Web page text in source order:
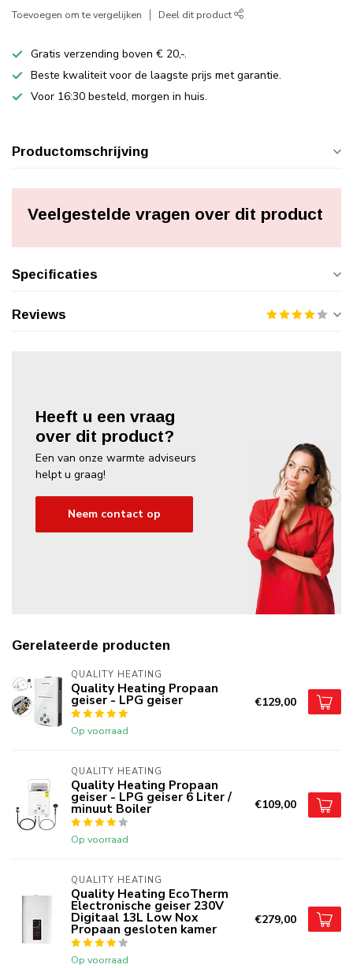
Toevoegen om te vergelijken Deel dit product
Gratis verzending boven € 20,-.
Beste kwaliteit voor de laagste prijs met garantie.
Voor 16:30 besteld, morgen in huis.
Productomschrijving
Veelgestelde vragen over dit product
Specificaties
Reviews
Heeft u een vraag
over dit product?
Een van onze warmte adviseurs
helpt u graag!
Neem contact op
Gerelateerde producten
QUALITY HEATING
Quality Heating Propaan
geiser - LPG geiser
Op voorraad
€129,00
QUALITY HEATING
Quality Heating Propaan
geiser - LPG geiser 6 Liter /
minuut Boiler
Op voorraad
€109,00
QUALITY HEATING
Quality Heating EcoTherm
Electronische geiser 230V
Digitaal 13L Low Nox
Propaan gesloten kamer
Op voorraad
€279,00